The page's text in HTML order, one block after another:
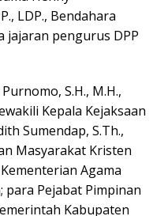
LDP., Bendahara
jajaran pengurus DPP
S.H., M.H.,
Kepala Kejaksaan
Sumendap, S.Th.,
Masyarakat Kristen
Agama
para Pejabat Pimpinan
Kabupaten